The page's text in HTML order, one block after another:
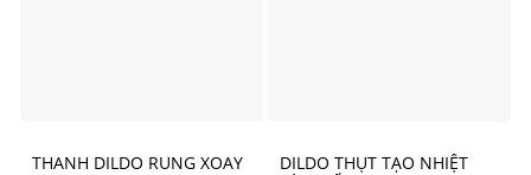
THANH DILDO RUNG XOAY
DILDO THỤT TẠO NHIỆT